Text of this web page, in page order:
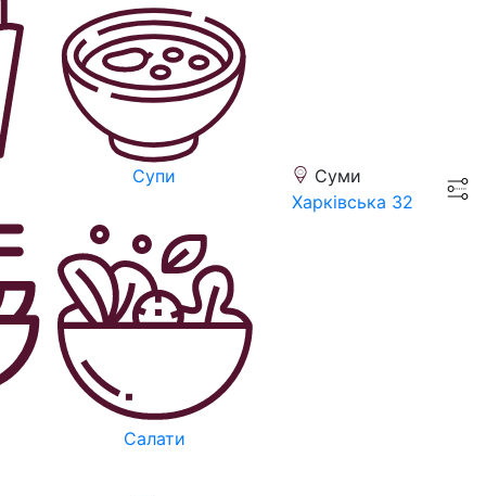
Супи
Салати
Суми
Харківська 32